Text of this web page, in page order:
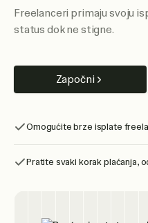
Freelanceri primaju svoju
status dok ne stigne.
Započni
Omogućite brze isplate
Pratite svaki korak plaćanja,